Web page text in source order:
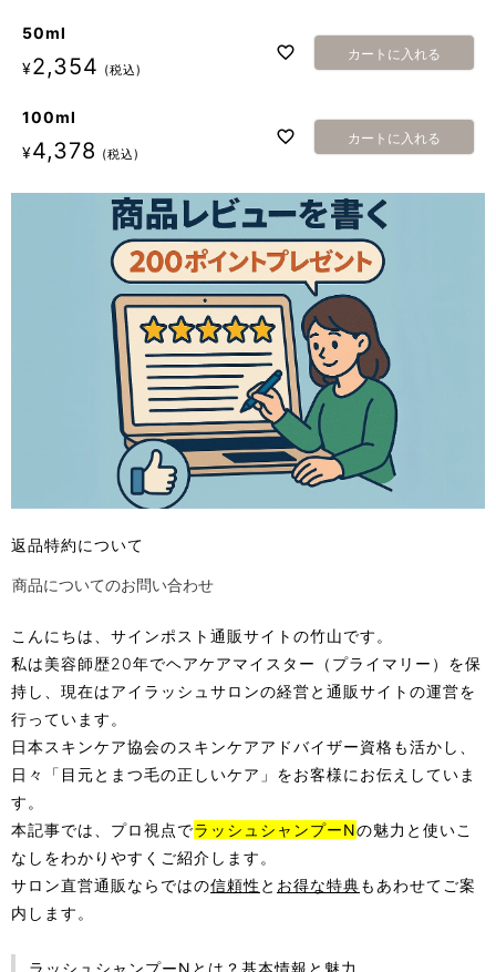
50ml
¥2,354 税込
カートに入れる
100ml
¥4,378 税込
カートに入れる
返品特約について
商品についてのお問い合わせ
こんにちは、サインポスト通販サイトの竹山です。
私は美容師歴20年でヘアケアマイスター（プライマリー）を保
持し、現在はアイラッシュサロンの経営と通販サイトの運営を
行っています。
日本スキンケア協会のスキンケアアドバイザー資格も活かし、
日々「目元とまつ毛の正しいケア」をお客様にお伝えしていま
す。
本記事では、プロ視点でラッシュシャンプーNの魅力と使いこ
なしをわかりやすくご紹介します。
サロン直営通販ならではの信頼性 と お得な特典もあわせてご案
内します。